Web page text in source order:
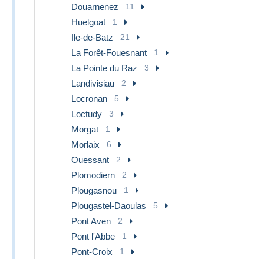
Douarnenez 11
Huelgoat 1
Ile-de-Batz 21
La Forêt-Fouesnant 1
La Pointe du Raz 3
Landivisiau 2
Locronan 5
Loctudy 3
Morgat 1
Morlaix 6
Ouessant 2
Plomodiern 2
Plougasnou 1
Plougastel-Daoulas 5
Pont Aven 2
Pont l'Abbe 1
Pont-Croix 1